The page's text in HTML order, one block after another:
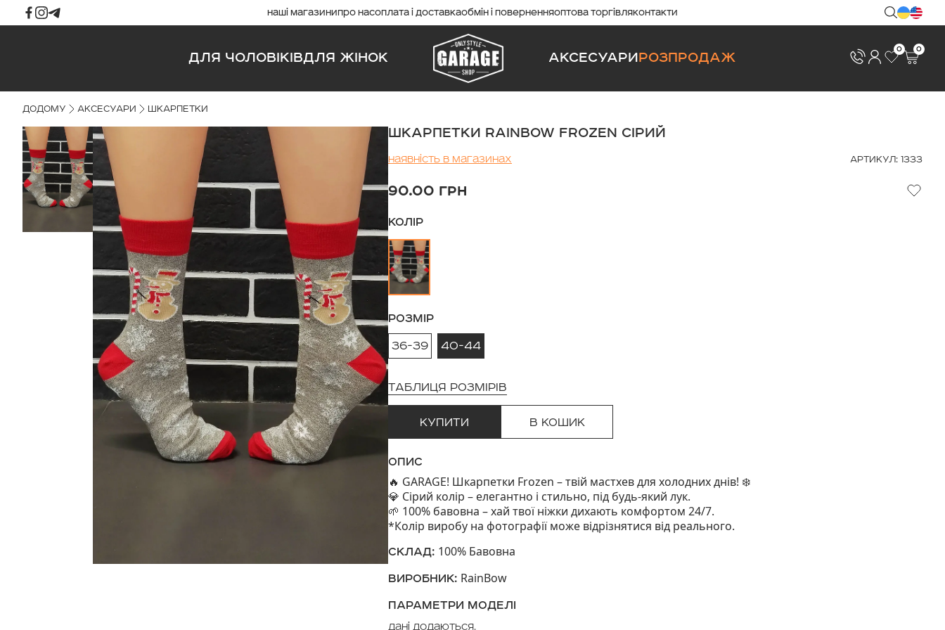
наші магазинипро насоплата і доставкаобмін і поверненняоптова торгівляконтакти
ДЛЯ ЧОЛОВІКІВДЛЯ ЖІНОК АКСЕСУАРИРОЗПРОДАЖ 0 0
ДОДОМУ АКСЕСУАРИ ШКАРПЕТКИ
ШКАРПЕТКИ RAINBOW FROZEN СІРИЙ
Наявність в магазинах АРТИКУЛ: 1333
90.00 ГРН
КОЛІР
РОЗМІР
36-39
40-44
ТАБЛИЦЯ РОЗМІРІВ
КУПИТИ В КОШИК
ОПИС
🔥 GARAGE! Шкарпетки Frozen – твій мастхев для холодних днів! ❄️
💎 Сірий колір – елегантно і стильно, під будь-який лук.
🌱 100% бавовна – хай твої ніжки дихають комфортом 24/7.
*Колір виробу на фотографії може відрізнятися від реального.
СКЛАД: 100% Бавовна
ВИРОБНИК: RainBow
ПАРАМЕТРИ МОДЕЛІ
Дані додаються.